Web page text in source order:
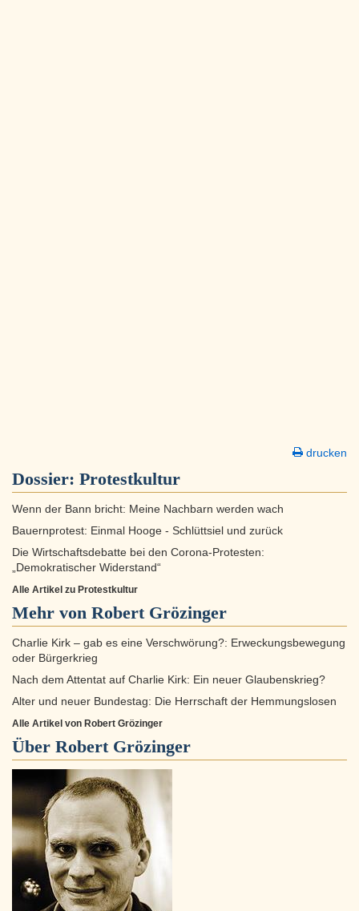
drucken
Dossier: Protestkultur
Wenn der Bann bricht: Meine Nachbarn werden wach
Bauernprotest: Einmal Hooge - Schlüttsiel und zurück
Die Wirtschaftsdebatte bei den Corona-Protesten:
„Demokratischer Widerstand“
Alle Artikel zu Protestkultur
Mehr von Robert Grözinger
Charlie Kirk – gab es eine Verschwörung?: Erweckungsbewegung
oder Bürgerkrieg
Nach dem Attentat auf Charlie Kirk: Ein neuer Glaubenskrieg?
Alter und neuer Bundestag: Die Herrschaft der Hemmungslosen
Alle Artikel von Robert Grözinger
Über Robert Grözinger